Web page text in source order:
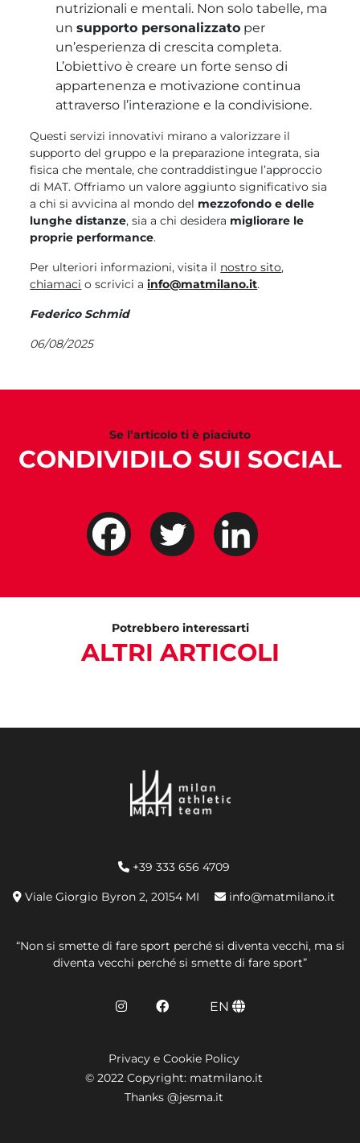
nutrizionali e mentali. Non solo tabelle, ma
unsupporto personalizzato per
un’esperienza di crescita completa.
L’obiettivo è creare un forte senso di
appartenenza e motivazione continua
attraverso l’interazione e la condivisione.
Questi servizi innovativi mirano a valorizzare il
supporto del gruppo e la preparazione integrata, sia
fisica che mentale, che contraddistingue l’approccio
di MAT. Offriamo un valore aggiunto significativo sia
a chi si avvicina al mondo del mezzofondo e delle
lunghe distanze, sia a chi desidera migliorare le
proprie performance.
Per ulteriori informazioni, visita il nostro sito,
chiamaci o scrivici ainfo@matmilano.it.
Federico Schmid
06/08/2025
Se l’articolo ti è piaciuto
CONDIVIDILO SUI SOCIAL
Potrebbero interessarti
ALTRI ARTICOLI
+39 333 656 4709
Viale Giorgio Byron 2, 20154 MI info@matmilano.it
“Non si smette di fare sport perché si diventa vecchi, ma si
diventa vecchi perché si smette di fare sport”
EN
Privacy e Cookie Policy
© 2022 Copyright: matmilano.it
Thanks @jesma.it